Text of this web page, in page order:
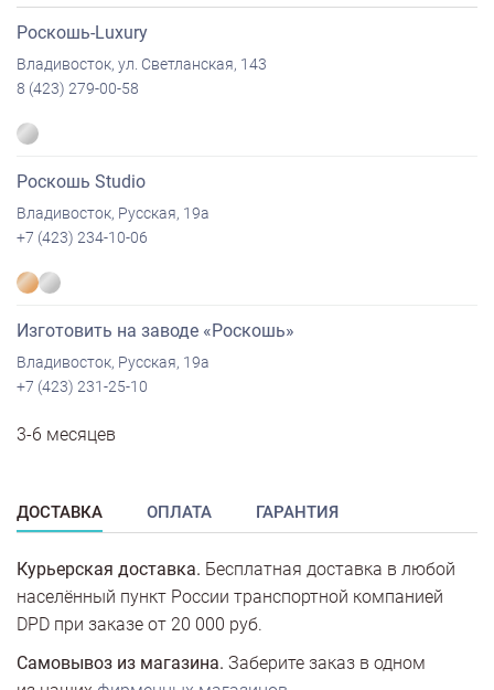
Роскошь-Luxury
Владивосток, ул. Светланская, 143
8 (423) 279-00-58
Роскошь Studio
Владивосток, Русская, 19а
+7 (423) 234-10-06
Изготовить на заводе «Роскошь»
Владивосток, Русская, 19а
+7 (423) 231-25-10
3-6 месяцев
ДОСТАВКА ОПЛАТА ГАРАНТИЯ
Курьерская доставка. Бесплатная доставка в любой
населённый пункт России транспортной компанией
DPD при заказе от 20 000 руб.
Самовывоз из магазина. Заберите заказ в одном